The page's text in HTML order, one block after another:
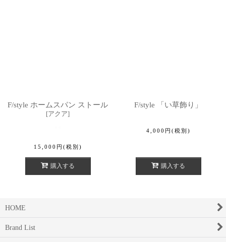
F/style ホームスパン ストール
[アクア]
15,000 円 (税別)
購入する
F/style 「い草飾り」
4,000 円 (税別)
購入する
HOME
Brand List